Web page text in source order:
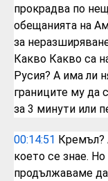
прокрадва по
обещанията на
за
Какво Какво са
Русия? А има ли
границите му да
за 3 минути или
00:14:51 Кремъл?
което се знае.
продължаваме